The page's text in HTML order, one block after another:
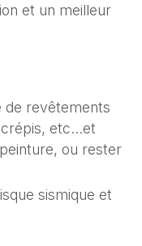
et un meilleur
de revêtements
crépis, etc…et
ou rester
sismique et